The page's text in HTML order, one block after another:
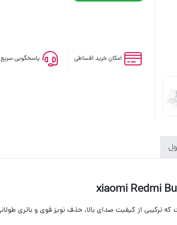
امکان خرید اقساطی پاسخگویی سریع